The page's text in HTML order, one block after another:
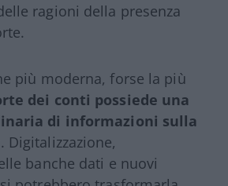
ragioni della presenza
più moderna, forse la più
dei conti possiede una
di informazioni sulla
. Digitalizzazione,
banche dati e nuovi